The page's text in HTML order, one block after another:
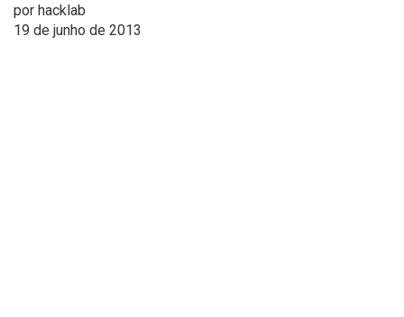
por hacklab
19 de junho de 2013